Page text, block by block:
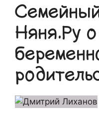
Няня.Ру о